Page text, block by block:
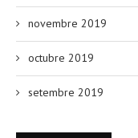
novembre 2019
octubre 2019
setembre 2019